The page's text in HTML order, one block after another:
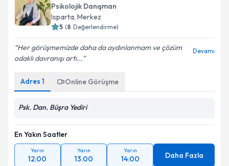
Psikolojik Danışman
Isparta, Merkez
5 (8 Değerlendirme)
Her görüşmemizde daha da aydınlanmam ve çözüm
odaklı davranışı artı...
Devamı
Adres 1 Online Görüşme
Psk. Dan. Büşra Yediri
En Yakın Saatler
Yarın
12:00
Yarın
13:00
Yarın
14:00 Daha Fazla